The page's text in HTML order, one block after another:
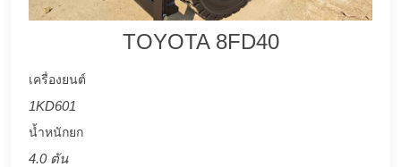
TOYOTA 8FD40
เครื่องยนต์
1KD601
น้ำหนักยก
4.0 ตัน